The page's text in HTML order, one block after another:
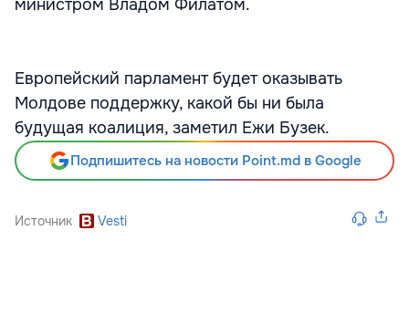
министром Владом Филатом.
Европейский парламент будет оказывать
Молдове поддержку, какой бы ни была
будущая коалиция, заметил Ежи Бузек.
Подпишитесь на новости Point.md в Google
Источник Vesti